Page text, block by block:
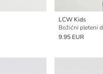
LCW Kids
Božićni pleteni
9.95 EUR